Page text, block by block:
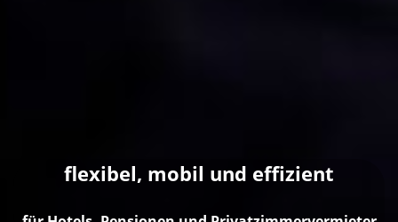
flexibel, mobil und effizient